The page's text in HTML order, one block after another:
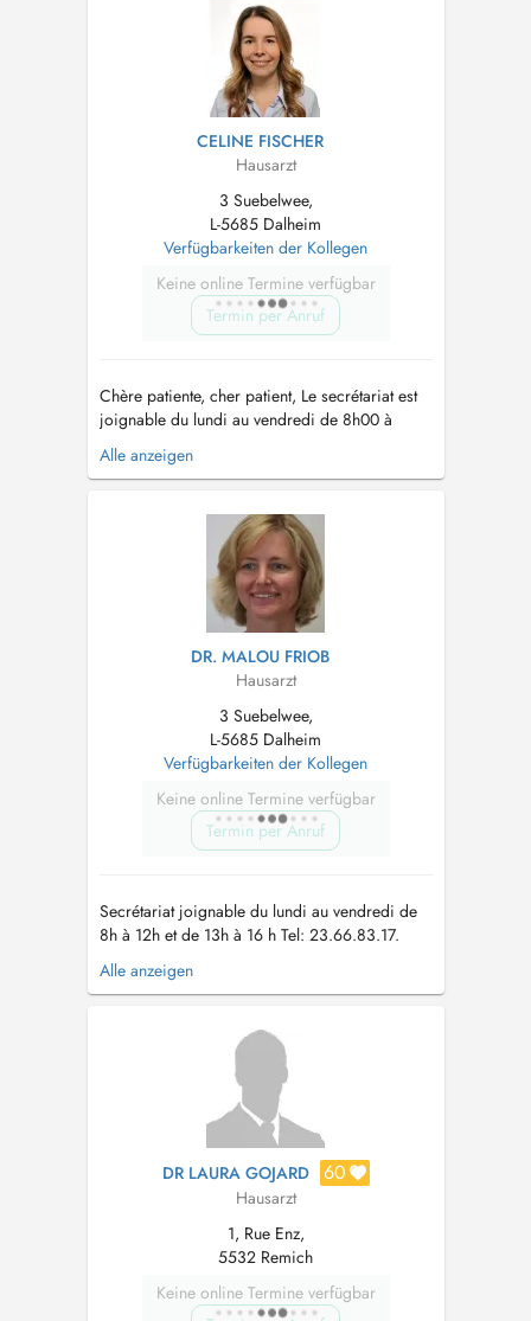
Blutentnahmen vor Ort -
Gesundheitsuntersuch...
CELINE FISCHER
Hausarzt
3 Suebelwee,
L-5685 Dalheim
Verfügbarkeiten der Kollegen
Keine online Termine verfügbar
Termin per Anruf
Chère patiente, cher patient, Le secrétariat est
joignable du lundi au vendredi de 8h00 à
12h00 et (sauf mercredi après-midi) de 13h00
à 17h00 Tél. : 23 66 83 17 En cas de fièvre
prions de bien vouloir porter un masque
chirurgical à l'intérieur du centr...
Alle anzeigen
DR. MALOU FRIOB
Hausarzt
3 Suebelwee,
L-5685 Dalheim
Verfügbarkeiten der Kollegen
Keine online Termine verfügbar
Termin per Anruf
Secrétariat joignable du lundi au vendredi de
8h à 12h et de 13h à 16 h Tel: 23.66.83.17.
Nous vous prions de bien vouloir porter un
masque au sein du centre médical en cas de
secretary is available to answer your calls from
monday to friday from 8am to...
Alle anzeigen
DR LAURA GOJARD 60
Hausarzt
1, Rue Enz,
5532 Remich
Keine online Termine verfügbar